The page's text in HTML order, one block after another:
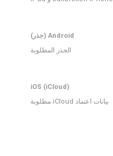
Android (جذر)
الجذر المطلوبة
iOS (iCloud)
بيانات اعتماد iCloud مطلوبة